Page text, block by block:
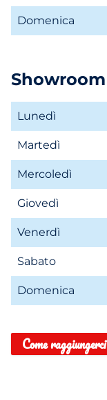
Domenica
Showroom
Lunedì
Martedì
Mercoledì
Giovedì
Venerdì
Sabato
Domenica
Come raggiungerci